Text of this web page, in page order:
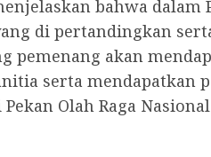
bahwa dalam
di pertandingkan
pemenang akan
serta mendapatkan
Olah Raga